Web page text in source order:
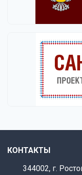
КОНТАКТЫ
344002, г.